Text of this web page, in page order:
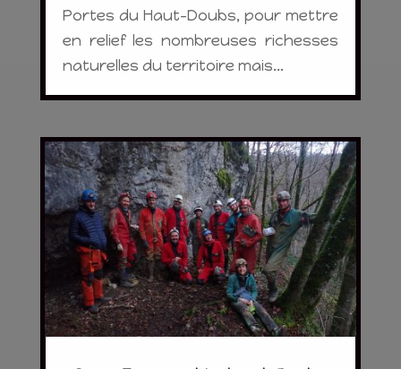
Portes du Haut-Doubs, pour mettre
en relief les nombreuses richesses
naturelles du territoire mais...